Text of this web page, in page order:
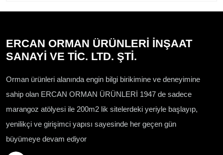
ERCAN ORMAN ÜRÜNLERİ İNŞAAT
SANAYİ VE TİC. LTD. ŞTİ.
Orman ürünleri alanında engin bilgi birikimine ve deneyimine
sahip olan ERCAN ORMAN ÜRÜNLERİ 1947 de sadece
marangoz atölyesi ile 200m2 lik sitelerdeki yeriyle başlayıp,
yenilikçi ve girişimci yapısı sayesinde her geçen gün
büyümeye devam ediyor